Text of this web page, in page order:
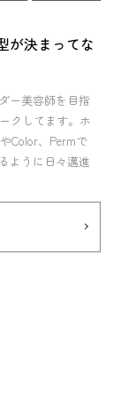
が決まってな
ー美容師を目指
クしてます。ホ
Color、Permで
ように日々邁進